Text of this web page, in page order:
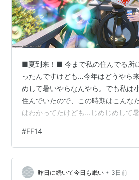
■夏到来！■ 今まで私の住んでる所
ったんですけども…今年はどうやら
めして暑いやらなんやら。でも私は
住んでいたので、この時期はこんな
はわかってたけども…じめじめして
くてしょうがなくて寝てます。 いつ
たらいいんだけど、電気が消えてる
時とか2時とか。 誰からも特に連絡
寝て居たり。 誰からも連絡無くても
#FF14
昨日に続いて今日も眠い • 3日前